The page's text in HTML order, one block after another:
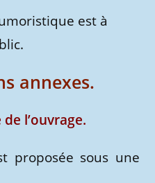
est à
annexes.
l’ouvrage.
proposée sous une